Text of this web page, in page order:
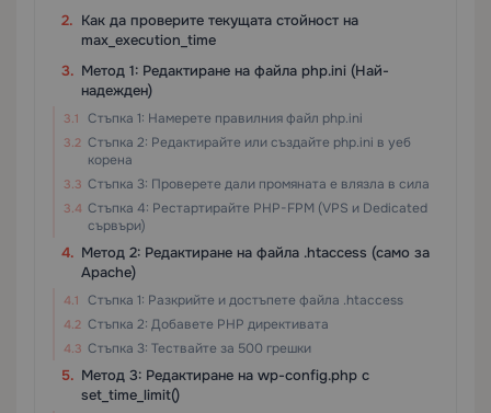
Как да проверите текущата стойност на
max_execution_time
Метод 1: Редактиране на файла php.ini (Най-
надежден)
Стъпка 1: Намерете правилния файл php.ini
Стъпка 2: Редактирайте или създайте php.ini в уеб
корена
Стъпка 3: Проверете дали промяната е влязла в сила
Стъпка 4: Рестартирайте PHP-FPM (VPS и Dedicated
сървъри)
Метод 2: Редактиране на файла .htaccess (само за
Apache)
Стъпка 1: Разкрийте и достъпете файла .htaccess
Стъпка 2: Добавете PHP директивата
Стъпка 3: Тествайте за 500 грешки
Метод 3: Редактиране на wp-config.php с
set_time_limit()